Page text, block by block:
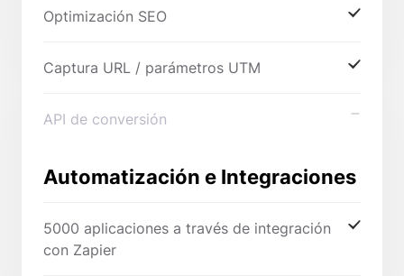
Optimización SEO
Captura URL / parámetros UTM
API de conversión
Automatización e Integraciones
5000 aplicaciones a través de integración
con Zapier